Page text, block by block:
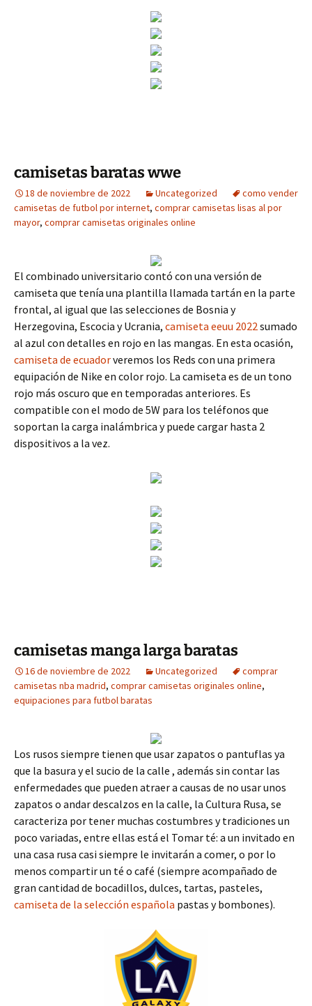
camisetas baratas wwe
18 de noviembre de 2022 Uncategorized
como vender
camisetas de futbol por internet, comprar camisetas lisas al por
mayor, comprar camisetas originales online
El combinado universitario contó con una versión de
camiseta que tenía una plantilla llamada tartán en la parte
frontal, al igual que las selecciones de Bosnia y
Herzegovina, Escocia y Ucrania, camiseta eeuu 2022sumado
al azul con detalles en rojo en las mangas. En esta ocasión,
camiseta de ecuadorveremos los Reds con una primera
equipación de Nike en color rojo. La camiseta es de un tono
rojo más oscuro que en temporadas anteriores. Es
compatible con el modo de 5W para los teléfonos que
soportan la carga inalámbrica y puede cargar hasta 2
dispositivos a la vez.
camisetas manga larga baratas
16 de noviembre de 2022 Uncategorized
comprar
camisetas nba madrid, comprar camisetas originales online,
equipaciones para futbol baratas
Los rusos siempre tienen que usar zapatos o pantuflas ya
que la basura y el sucio de la calle , además sin contar las
enfermedades que pueden atraer a causas de no usar unos
zapatos o andar descalzos en la calle, la Cultura Rusa, se
caracteriza por tener muchas costumbres y tradiciones un
poco variadas, entre ellas está el Tomar té: a un invitado en
una casa rusa casi siempre le invitarán a comer, o por lo
menos compartir un té o café (siempre acompañado de
gran cantidad de bocadillos, dulces, tartas, pasteles,
camiseta de la selección española pastas y bombones).